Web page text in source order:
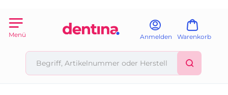
Menü Anmelden Warenkorb